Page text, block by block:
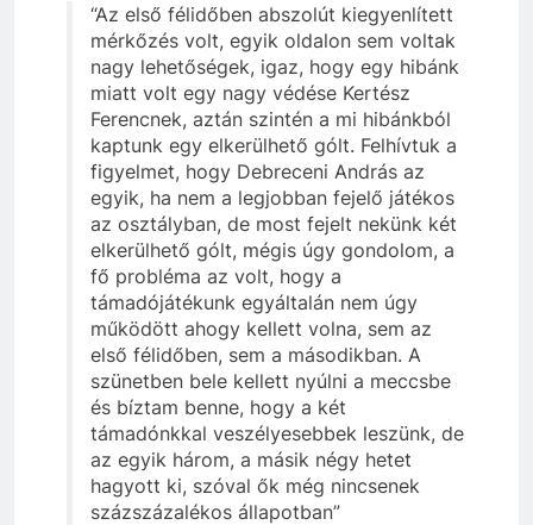
“Az első félidőben abszolút kiegyenlített
mérkőzés volt, egyik oldalon sem voltak
nagy lehetőségek, igaz, hogy egy hibánk
miatt volt egy nagy védése Kertész
Ferencnek, aztán szintén a mi hibánkból
kaptunk egy elkerülhető gólt. Felhívtuk a
figyelmet, hogy Debreceni András az
egyik, ha nem a legjobban fejelő játékos
az osztályban, de most fejelt nekünk két
elkerülhető gólt, mégis úgy gondolom, a
fő probléma az volt, hogy a
támadójátékunk egyáltalán nem úgy
működött ahogy kellett volna, sem az
első félidőben, sem a másodikban. A
szünetben bele kellett nyúlni a meccsbe
és bíztam benne, hogy a két
támadónkkal veszélyesebbek leszünk, de
az egyik három, a másik négy hetet
hagyott ki, szóval ők még nincsenek
százszázalékos állapotban”